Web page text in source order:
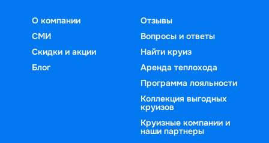
О компании
СМИ
Скидки и акции
Блог
Отзывы
Вопросы и ответы
Найти круиз
Аренда теплохода
Программа лояльности
Коллекция выгодных
круизов
Круизные компании и
наши партнеры